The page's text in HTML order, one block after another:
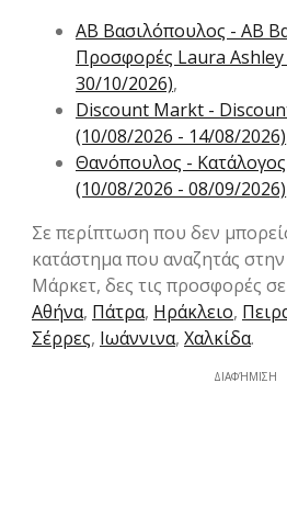
ΑΒ Βασιλόπουλος - ΑΒ
Προσφορές Laura
30/10/2026),
Discount Markt -
(10/08/2026 - 14/08/2026)
Θανόπουλος -
(10/08/2026 - 08/09/2026)
Σε περίπτωση που δεν
κατάστημα που αναζητάς
Μάρκετ, δες τις προσφορές
Αθήνα, Πάτρα, Ηράκλειο,
Σέρρες, Ιωάννινα, Χαλκίδα.
ΔΙΑΦΉΜΙΣΗ